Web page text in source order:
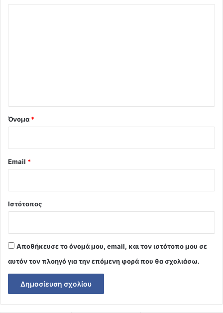
Όνομα *
Email *
Ιστότοπος
Αποθήκευσε το όνομά μου, email, και τον ιστότοπο μου σε
αυτόν τον πλοηγό για την επόμενη φορά που θα σχολιάσω.